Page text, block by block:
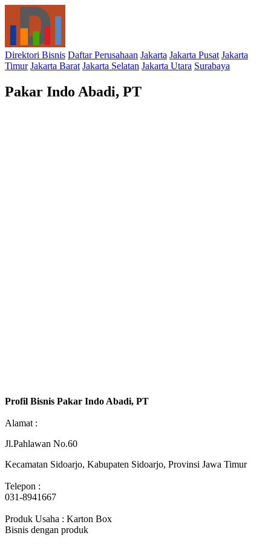
Direktori Bisnis Daftar Perusahaan Jakarta Jakarta Pusat Jakarta
Timur Jakarta Barat Jakarta Selatan Jakarta Utara Surabaya
Pakar Indo Abadi, PT
Profil Bisnis Pakar Indo Abadi, PT
Alamat :
Jl.Pahlawan No.60
Kecamatan Sidoarjo, Kabupaten Sidoarjo, Provinsi Jawa Timur
Telepon :
031-8941667
Produk Usaha : Karton Box
Bisnis dengan produk